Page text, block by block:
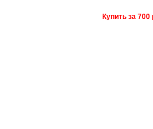
Купить за 700